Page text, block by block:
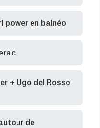
power en balnéo
+ Ugo del Rosso
de